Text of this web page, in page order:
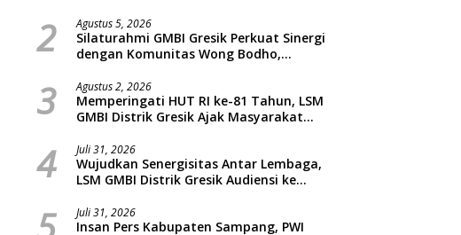
2 Agustus 5, 2026
Silaturahmi GMBI Gresik Perkuat Sinergi
dengan Komunitas Wong Bodho,
Reggae Vespa Menjelang Acara
Sunatan Massal dan Santunan Anak
Yatim
3 Agustus 2, 2026
Memperingati HUT RI ke-81 Tahun, LSM
GMBI Distrik Gresik Ajak Masyarakat
4 Juli 31, 2026
Wujudkan Senergisitas Antar Lembaga,
LSM GMBI Distrik Gresik Audiensi ke
Dilanjutkan Giat Sosial Santunan Anak
Yatim Piatu
Juli 31, 2026
Insan Pers Kabupaten Sampang, PWI